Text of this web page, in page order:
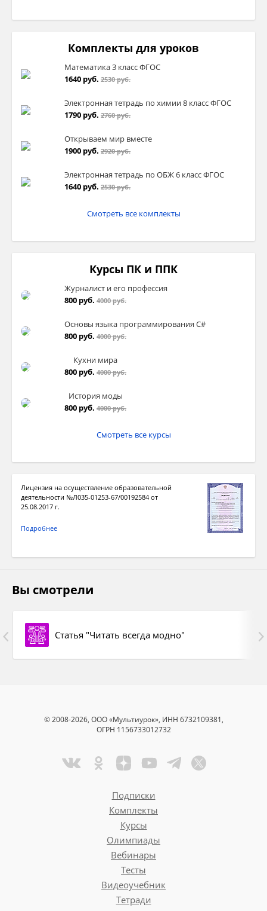
Комплекты для уроков
Математика 3 класс ФГОС
1640 руб. 2530 руб.
Электронная тетрадь по химии 8 класс ФГОС
1790 руб. 2760 руб.
Открываем мир вместе
1900 руб. 2920 руб.
Электронная тетрадь по ОБЖ 6 класс ФГОС
1640 руб. 2530 руб.
Смотреть все комплекты
Курсы ПК и ППК
Журналист и его профессия
800 руб. 4000 руб.
Основы языка программирования C#
800 руб. 4000 руб.
Кухни мира
800 руб. 4000 руб.
История моды
800 руб. 4000 руб.
Смотреть все курсы
Лицензия на осуществление образовательной
деятельности №Л035-01253-67/00192584 от
25.08.2017 г.
Подробнее
Вы смотрели
Статья "Читать всегда модно"
© 2008-2026, ООО «Мультиурок», ИНН 6732109381,
ОГРН 1156733012732
Подписки
Комплекты
Курсы
Олимпиады
Вебинары
Тесты
Видеоучебник
Тетради